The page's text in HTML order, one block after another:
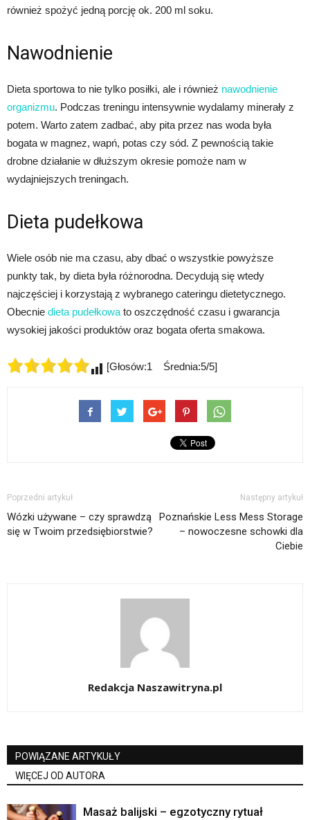
również spożyć jedną porcję ok. 200 ml soku.
Nawodnienie
Dieta sportowa to nie tylko posiłki, ale i również nawodnienie
organizmu. Podczas treningu intensywnie wydalamy minerały z
potem. Warto zatem zadbać, aby pita przez nas woda była
bogata w magnez, wapń, potas czy sód. Z pewnością takie
drobne działanie w dłuższym okresie pomoże nam w
wydajniejszych treningach.
Dieta pudełkowa
Wiele osób nie ma czasu, aby dbać o wszystkie powyższe
punkty tak, by dieta była różnorodna. Decydują się wtedy
najczęściej i korzystają z wybranego cateringu dietetycznego.
Obecnie dieta pudełkowa to oszczędność czasu i gwarancja
wysokiej jakości produktów oraz bogata oferta smakowa.
[Głosów:1 Średnia:5/5]
Poprzedni artykuł
Wózki używane – czy sprawdzą
się w Twoim przedsiębiorstwie?
Następny artykuł
Poznańskie Less Mess Storage
– nowoczesne schowki dla
Ciebie
Redakcja Naszawitryna.pl
POWIĄZANE ARTYKUŁY
WIĘCEJ OD AUTORA
Masaż balijski – egzotyczny rytuał